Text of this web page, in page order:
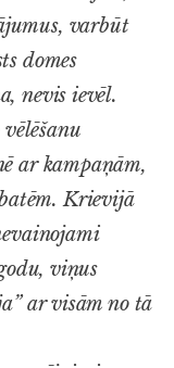
varbūt
domes
nevis ievēl.
ar kampaņām,
Krievijā
viņus
ar visām no tā